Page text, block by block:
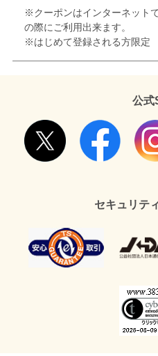
※クーポンはインターネット
の際にご利用出来ます。
※はじめて登録される方限定
公式
セキュリテ